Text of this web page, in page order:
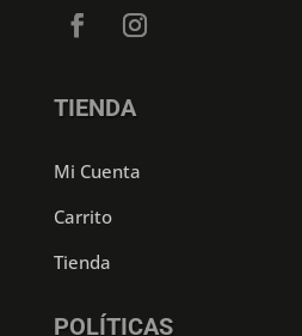
TIENDA
Mi Cuenta
Carrito
Tienda
POLÍTICAS